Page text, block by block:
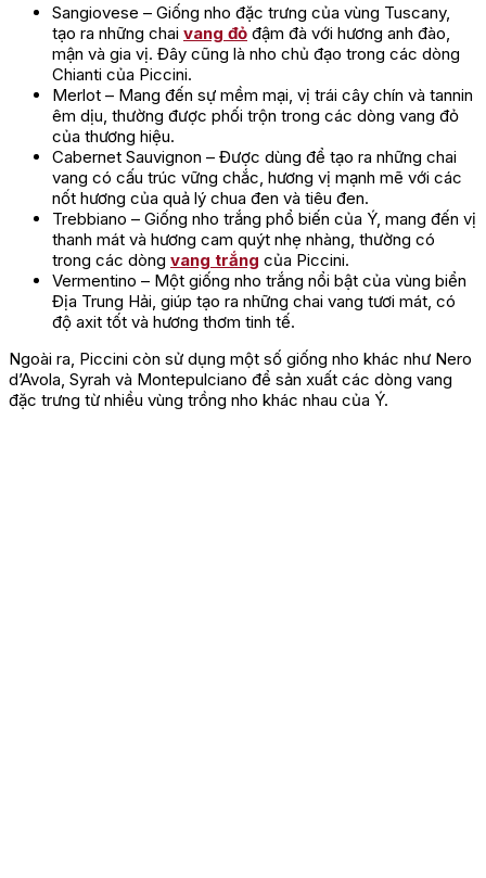
Sangiovese – Giống nho đặc trưng của vùng Tuscany,
tạo ra những chai vang đỏ đậm đà với hương anh đào,
mận và gia vị. Đây cũng là nho chủ đạo trong các dòng
Chianti của Piccini.
Merlot – Mang đến sự mềm mại, vị trái cây chín và tannin
êm dịu, thường được phối trộn trong các dòng vang đỏ
của thương hiệu.
Cabernet Sauvignon – Được dùng để tạo ra những chai
vang có cấu trúc vững chắc, hương vị mạnh mẽ với các
nốt hương của quả lý chua đen và tiêu đen.
Trebbiano – Giống nho trắng phổ biến của Ý, mang đến vị
thanh mát và hương cam quýt nhẹ nhàng, thường có
trong các dòng vang trắng của Piccini.
Vermentino – Một giống nho trắng nổi bật của vùng biển
Địa Trung Hải, giúp tạo ra những chai vang tươi mát, có
độ axit tốt và hương thơm tinh tế.
Ngoài ra, Piccini còn sử dụng một số giống nho khác như Nero
d’Avola, Syrah và Montepulciano để sản xuất các dòng vang
đặc trưng từ nhiều vùng trồng nho khác nhau của Ý.